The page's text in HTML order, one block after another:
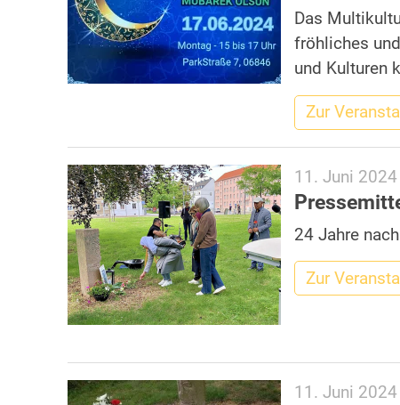
Das
fröhliches
und Kulturen
Zur
11. Juni 2024
24 Jahre
Zur
11. Juni 2024